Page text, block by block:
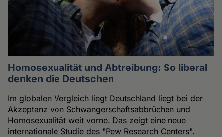
Homosexualität und Abtreibung: So liberal
denken die Deutschen
Im globalen Vergleich liegt Deutschland liegt bei der
Akzeptanz von Schwangerschaftsabbrüchen und
Homosexualität weit vorne. Das zeigt eine neue
internationale Studie des "Pew Research Centers".